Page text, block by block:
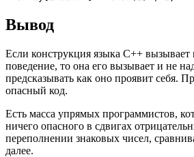
Вывод
Если конструкция языка С++ вызывает
поведение, то она его вызывает и не
предсказывать как оно проявит себя.
опасный код.
Есть масса упрямых программистов,
ничего опасного в сдвигах
переполнении знаковых чисел,
далее.